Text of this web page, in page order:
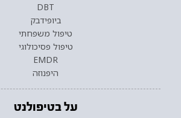
DBT
ביופידבק
טיפול משפחתי
טיפול פסיכולוגי
EMDR
היפנוזה
על בטיפולנט